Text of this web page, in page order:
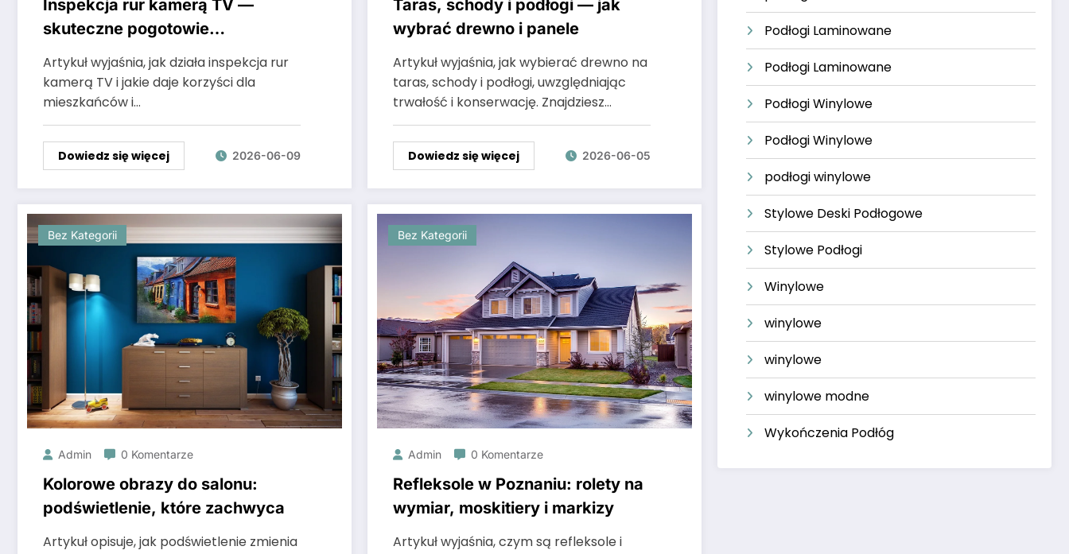
Inspekcja rur kamerą TV —
skuteczne pogotowie
kanalizacyjne w Poznaniu
Artykuł wyjaśnia, jak działa inspekcja rur
kamerą TV i jakie daje korzyści dla
mieszkańców i…
Dowiedz się więcej 2026-06-09
Taras, schody i podłogi — jak
wybrać drewno i panele
Artykuł wyjaśnia, jak wybierać drewno na
taras, schody i podłogi, uwzględniając
trwałość i konserwację. Znajdziesz…
Dowiedz się więcej 2026-06-05
Bez Kategorii
Admin 0 Komentarze
Kolorowe obrazy do salonu:
podświetlenie, które zachwyca
Artykuł opisuje, jak podświetlenie zmienia
Bez Kategorii
Admin 0 Komentarze
Refleksole w Poznaniu: rolety na
wymiar, moskitiery i markizy
Artykuł wyjaśnia, czym są refleksole i
Podłogi Laminowane
Podłogi Laminowane
Podłogi Winylowe
Podłogi Winylowe
podłogi winylowe
Stylowe Deski Podłogowe
Stylowe Podłogi
Winylowe
winylowe
winylowe
winylowe modne
Wykończenia Podłóg